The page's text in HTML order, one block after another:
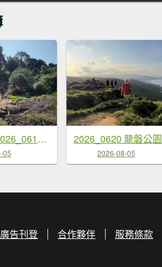
[淡蘭古道] 2026_0614 南路第二段_倒照湖山步道
05
2026_0620 龍磐公園
2026-08-05
廣告刊登 合作夥伴 服務條款